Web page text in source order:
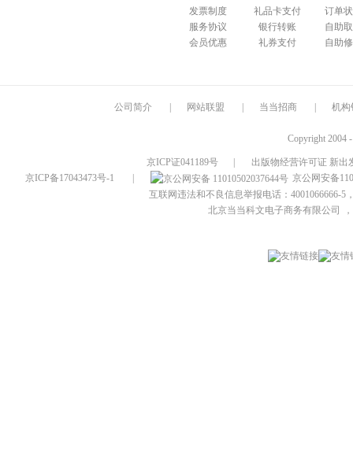
发票制度
服务协议
会员优惠
礼品卡支付
银行转账
礼券支付
订单
自助
自助
公司简介 网站联盟 当当招商 机构
Copyright 2004
京ICP证041189号
出版物经营许可证 新出
京ICP备17043473号-1
京公网安备
互联网违法和不良信息举报电话：4001066666-5
北京当当科文电子商务有限公司